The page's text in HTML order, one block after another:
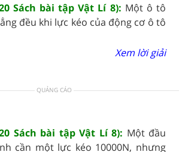
Sách bài tập Vật Lí 8): Một ô tô
đều khi lực kéo của động cơ ô tô
Xem lời giải
QUẢNG CÁO
Sách bài tập Vật Lí 8): Một đầu
cần một lực kéo 10000N, nhưng